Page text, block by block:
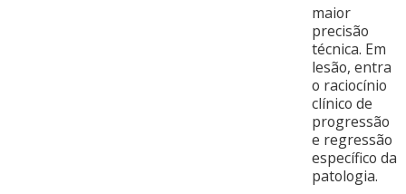
maior
precisão
técnica. Em
lesão, entra
o raciocínio
clínico de
progressão
e regressão
específico da
patologia.